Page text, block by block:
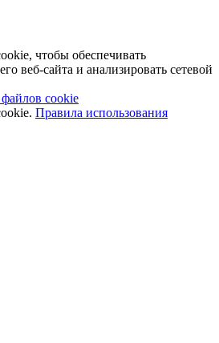
чтобы обеспечивать
веб-сайта и анализировать сетевой
cookie
Правила использования